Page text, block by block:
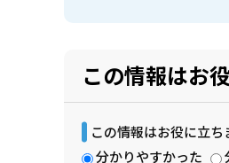
この情報はお
この情報はお役に立ち
分かりやすかった